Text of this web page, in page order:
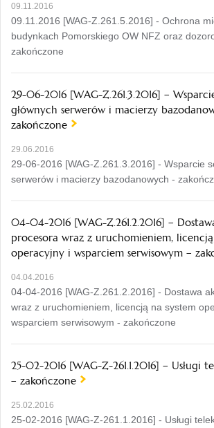
09.11.2016
09.11.2016 [WAG-Z.261.5.2016] - Ochrona
budynkach Pomorskiego OW NFZ oraz
zakończone
29-06-2016 [WAG-Z.261.3.2016] –
głównych serwerów i macierzy
zakończone
29.06.2016
29-06-2016 [WAG-Z.261.3.2016] - Wsparcie
serwerów i macierzy bazodanowych -
04-04-2016 [WAG-Z.261.2.2016] –
procesora wraz z uruchomieniem,
operacyjny i wsparciem serwisowym –
04.04.2016
04-04-2016 [WAG-Z.261.2.2016] - Dostawa
wraz z uruchomieniem, licencją na system
wsparciem serwisowym - zakończone
25-02-2016 [WAG-Z-261.1.2016] – Usługi
– zakończone
25.02.2016
25-02-2016 [WAG-Z-261.1.2016] - Usługi